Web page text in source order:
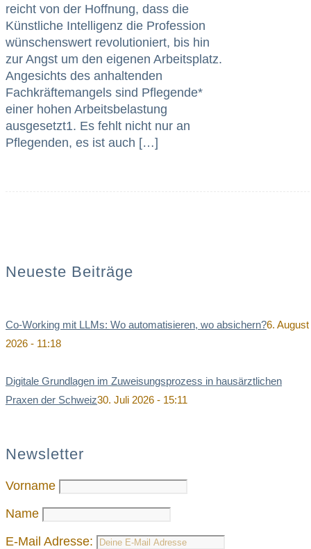
reicht von der Hoffnung, dass die
Künstliche Intelligenz die Profession
wünschenswert revolutioniert, bis hin
zur Angst um den eigenen Arbeitsplatz.
Angesichts des anhaltenden
Fachkräftemangels sind Pflegende*
einer hohen Arbeitsbelastung
ausgesetzt1. Es fehlt nicht nur an
Pflegenden, es ist auch […]
Neueste Beiträge
Co-Working mit LLMs: Wo automatisieren, wo absichern?6. August
2026 - 11:18
Digitale Grundlagen im Zuweisungsprozess in hausärztlichen
Praxen der Schweiz30. Juli 2026 - 15:11
Newsletter
Vorname
Name
E-Mail Adresse: